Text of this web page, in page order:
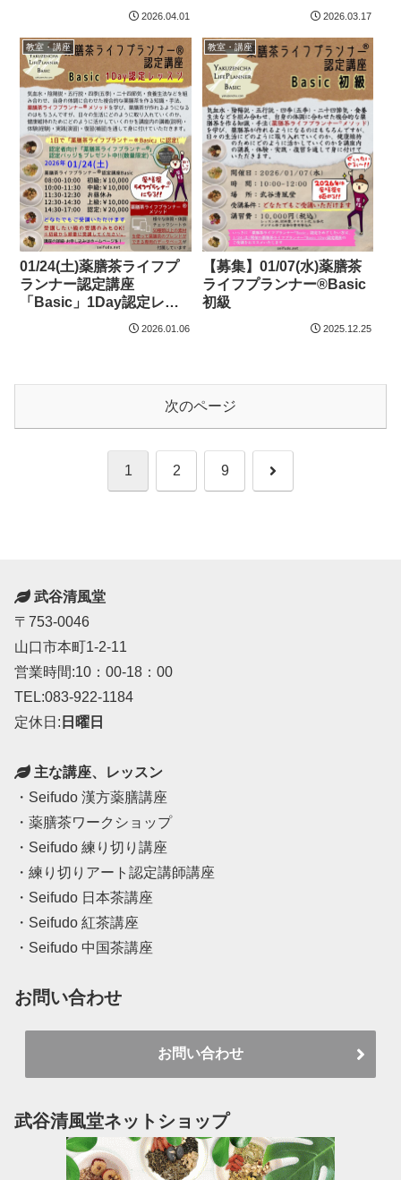
2026.04.01 2026.03.17
教室・講座
01/24(土)薬膳茶ライフプ
ランナー認定講座
「Basic」1Day認定レッ
2026.01.06
教室・講座
【募集】01/07(水)薬膳茶
ライフプランナー®Basic
初級
2025.12.25
次のページ
1 2 9 次
武谷清風堂
〒753-0046
山口市本町1-2-11
営業時間:10：00-18：00
TEL:083-922-1184
定休日: 日曜日
主な講座、レッスン
・Seifudo 漢方薬膳講座
・薬膳茶ワークショップ
・Seifudo 練り切り講座
・練り切りアート認定講師講座
・Seifudo 日本茶講座
・Seifudo 紅茶講座
・Seifudo 中国茶講座
お問い合わせ
お問い合わせ
武谷清風堂ネットショップ